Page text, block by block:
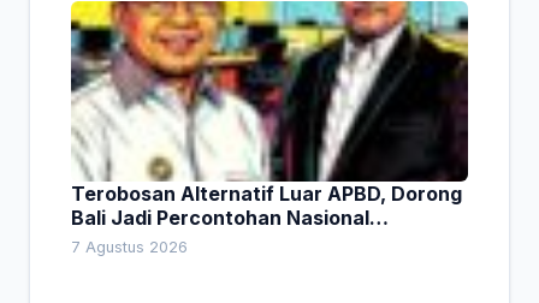
Terobosan Alternatif Luar APBD, Dorong
Bali Jadi Percontohan Nasional
Pembiayaan Daerah
7 Agustus 2026